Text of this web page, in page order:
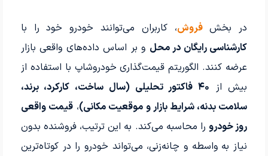
در بخشفروش، کاربران می‌توانند خودرو خود را با
کارشناسی رایگان در محل و بر اساس داده‌های واقعی بازار
عرضه کنند. الگوریتم قیمت‌گذاری خودروشاپ با استفاده از
بیش از
۴۰ فاکتور تحلیلی (سال ساخت، کارکرد، برند،
سلامت بدنه، شرایط بازار و موقعیت مکانی)،قیمت واقعی
روز خودرورا محاسبه می‌کند. به این ترتیب، فروشنده بدون
نیاز به واسطه و چانه‌زنی، می‌تواند خودرو را در کوتاه‌ترین